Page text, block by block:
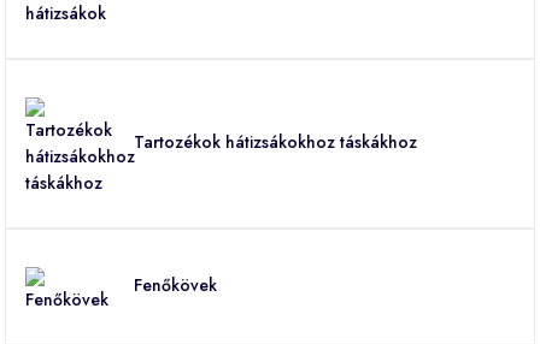
Tartozékok hátizsákokhoz táskákhoz
Fenőkövek